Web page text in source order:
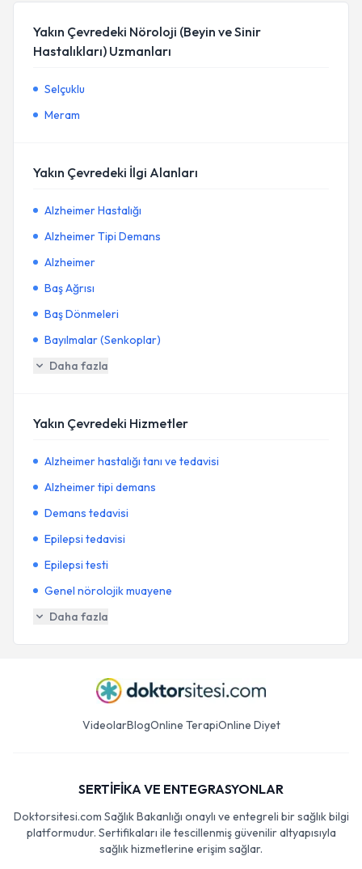
Yakın Çevredeki Nöroloji (Beyin ve Sinir
Hastalıkları) Uzmanları
Selçuklu
Meram
Yakın Çevredeki İlgi Alanları
Alzheimer Hastalığı
Alzheimer Tipi Demans
Alzheimer
Baş Ağrısı
Baş Dönmeleri
Bayılmalar (Senkoplar)
Daha fazla
Yakın Çevredeki Hizmetler
Alzheimer hastalığı tanı ve tedavisi
Alzheimer tipi demans
Demans tedavisi
Epilepsi tedavisi
Epilepsi testi
Genel nörolojik muayene
Daha fazla
VideolarBlogOnline TerapiOnline Diyet
SERTİFİKA VE ENTEGRASYONLAR
Doktorsitesi.com Sağlık Bakanlığı onaylı ve entegreli bir sağlık bilgi
platformudur. Sertifikaları ile tescillenmiş güvenilir altyapısıyla
sağlık hizmetlerine erişim sağlar.